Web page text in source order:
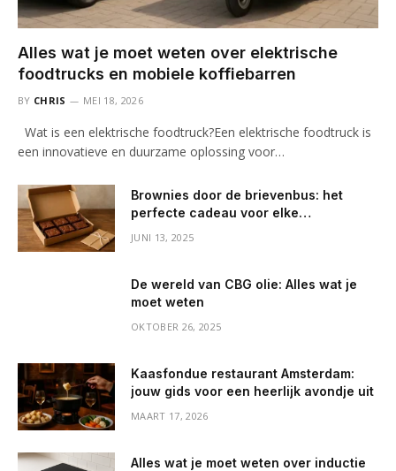
Alles wat je moet weten over elektrische
foodtrucks en mobiele koffiebarren
BY CHRIS MEI 18, 2026
Wat is een elektrische foodtruck?Een elektrische foodtruck is
een innovatieve en duurzame oplossing voor…
Brownies door de brievenbus: het
perfecte cadeau voor elke
JUNI 13, 2025
De wereld van CBG olie: Alles wat je
moet weten
OKTOBER 26, 2025
Kaasfondue restaurant Amsterdam:
jouw gids voor een heerlijk avondje uit
MAART 17, 2026
Alles wat je moet weten over inductie